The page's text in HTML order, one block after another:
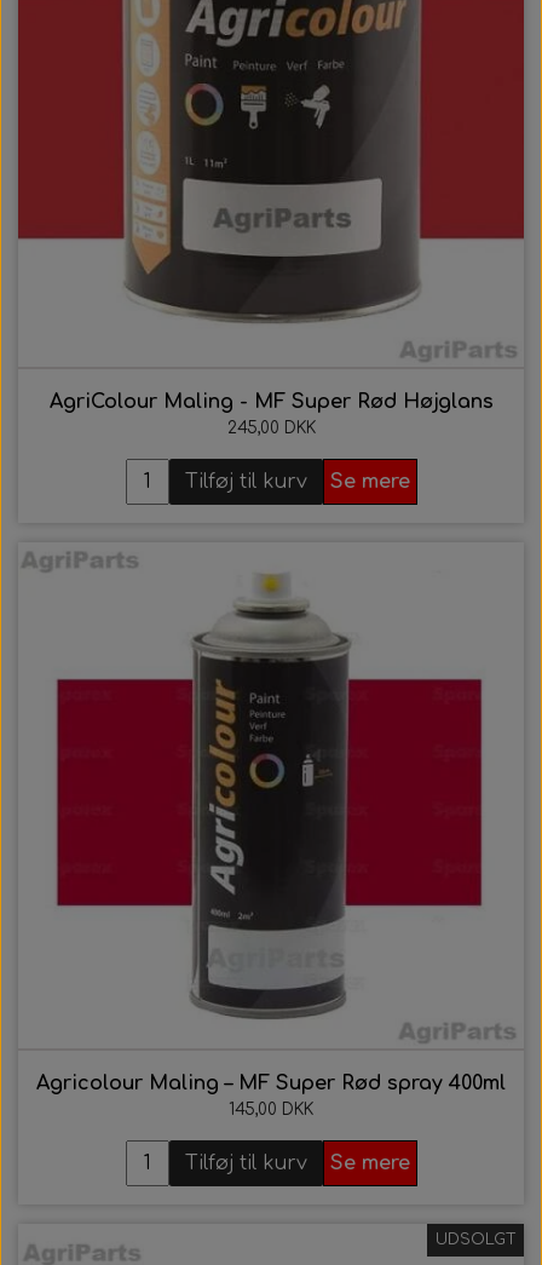
AgriColour Maling - MF Super Rød Højglans
245,00 DKK
Tilføj til kurv Se mere
Agricolour Maling – MF Super Rød spray 400ml
145,00 DKK
Tilføj til kurv Se mere
UDSOLGT